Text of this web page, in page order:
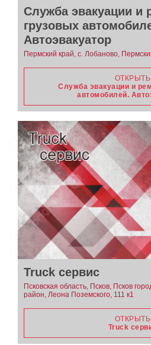
Служба эвакуации и
грузовых
Автоэвакуатор
Пермский край, с. Лобаново,
ОТКРЫТЬ
Служба эвакуации и
автомобилей.
Truck сервис
Псковская область, Псков, Псков
район, Леона Поземского, 111 к1
ОТКРЫТЬ
Truck